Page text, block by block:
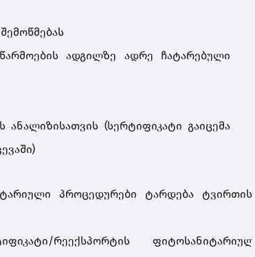
ადგილზე ადრე ჩატარებული
ანალიზისათვის (სერტიფიკატი გაიცემა
პროცედურები ტარდება ტვირთის
რეექსპორტის ფიტოსანიტარიული